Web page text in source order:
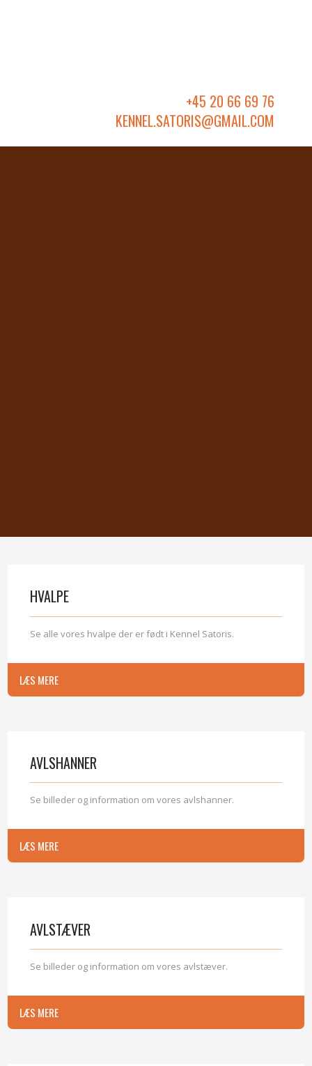
+45 20 66 69 76
KENNEL.SATORIS@GMAIL.COM​
HVALPE
Se alle vores hvalpe der er født i Kennel Satoris.
LÆS MERE​
AVLSHANNER
​Se billeder og information om vores avlshanner.
LÆS MERE​
AVLSTÆVER
​Se billeder og information om vores avlstæver.
LÆS MERE